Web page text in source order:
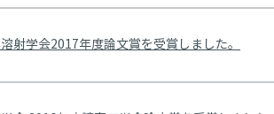
射学会2017年度論文賞を受賞しました。